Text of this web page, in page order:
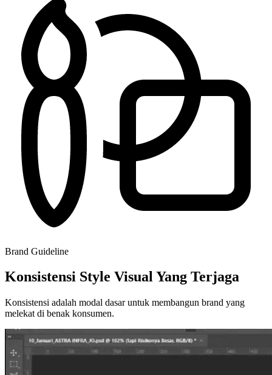
Brand Guideline
Konsistensi Style Visual Yang Terjaga
Konsistensi adalah modal dasar untuk membangun brand yang
melekat di benak konsumen.